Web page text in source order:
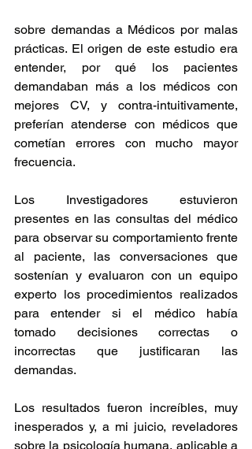
sobre demandas a Médicos por malas
prácticas. El origen de este estudio era
entender, por qué los pacientes
demandaban más a los médicos con
mejores CV, y contra-intuitivamente,
preferían atenderse con médicos que
cometían errores con mucho mayor
frecuencia.
Los Investigadores estuvieron
presentes en las consultas del médico
para observar su comportamiento frente
al paciente, las conversaciones que
sostenían y evaluaron con un equipo
experto los procedimientos realizados
para entender si el médico había
tomado decisiones correctas o
incorrectas que justificaran las
demandas.
Los resultados fueron increíbles, muy
inesperados y, a mi juicio, reveladores
sobre la psicología humana, aplicable a